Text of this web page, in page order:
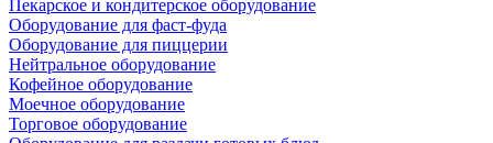
Пекарское и кондитерское оборудование
Оборудование для фаст-фуда
Оборудование для пиццерии
Нейтральное оборудование
Кофейное оборудование
Моечное оборудование
Торговое оборудование